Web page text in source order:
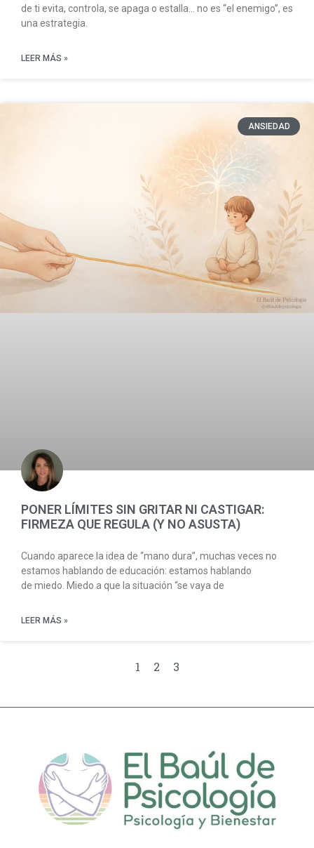
de ti evita, controla, se apaga o estalla… no es “el enemigo”, es
una estrategia.
LEER MÁS »
ANSIEDAD
PONER LÍMITES SIN GRITAR NI CASTIGAR:
FIRMEZA QUE REGULA (Y NO ASUSTA)
Cuando aparece la idea de “mano dura”, muchas veces no
estamos hablando de educación: estamos hablando
de miedo. Miedo a que la situación “se vaya de
LEER MÁS »
1 2 3